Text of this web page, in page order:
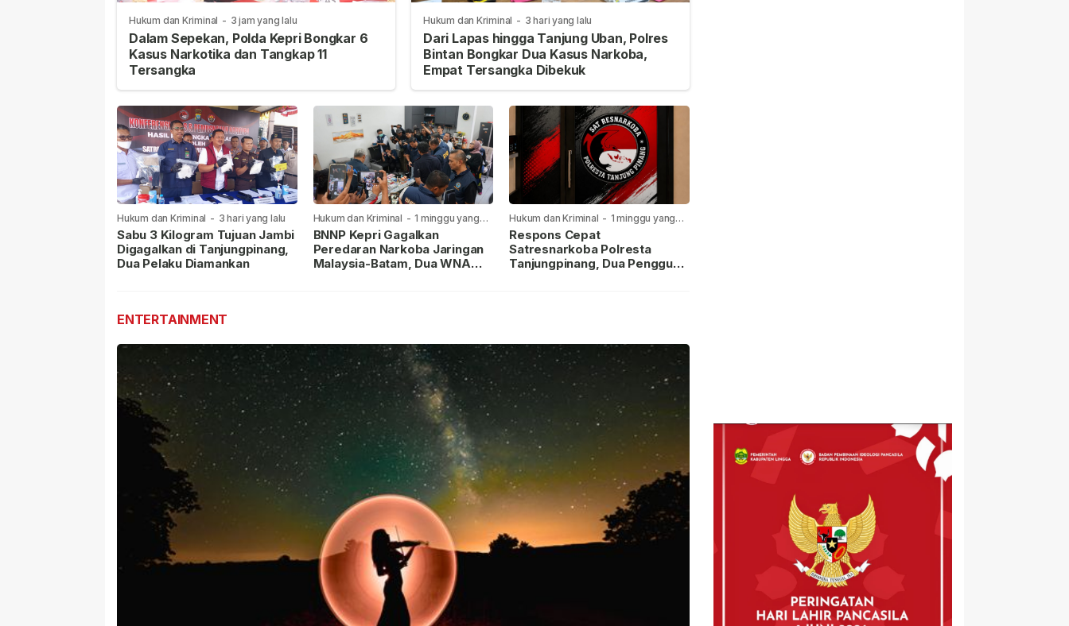
Hukum dan Kriminal - 3 jam yang lalu
Dalam Sepekan, Polda Kepri Bongkar 6
Kasus Narkotika dan Tangkap 11
Tersangka
Hukum dan Kriminal - 3 hari yang lalu
Dari Lapas hingga Tanjung Uban, Polres
Bintan Bongkar Dua Kasus Narkoba,
Empat Tersangka Dibekuk
Hukum dan Kriminal - 3 hari yang lalu
Sabu 3 Kilogram Tujuan Jambi
Digagalkan di Tanjungpinang,
Dua Pelaku Diamankan
Hukum dan Kriminal - 1 minggu yang
lalu
BNNP Kepri Gagalkan
Peredaran Narkoba Jaringan
Malaysia-Batam, Dua WNA
Hukum dan Kriminal - 1 minggu yang
lalu
Respons Cepat
Satresnarkoba Polresta
Tanjungpinang, Dua Pengguna
ENTERTAINMENT